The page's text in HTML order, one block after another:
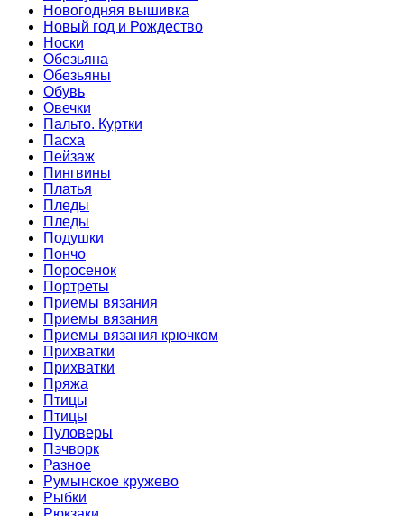
Новогодняя вышивка
Новый год и Рождество
Носки
Обезьяна
Обезьяны
Обувь
Овечки
Пальто. Куртки
Пасха
Пейзаж
Пингвины
Платья
Пледы
Пледы
Подушки
Пончо
Поросенок
Портреты
Приемы вязания
Приемы вязания
Приемы вязания крючком
Прихватки
Прихватки
Пряжа
Птицы
Птицы
Пуловеры
Пэчворк
Разное
Румынское кружево
Рыбки